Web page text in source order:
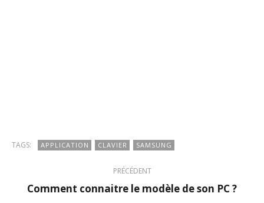
TAGS: APPLICATION CLAVIER SAMSUNG
PRÉCÉDENT
Comment connaitre le modèle de son PC ?